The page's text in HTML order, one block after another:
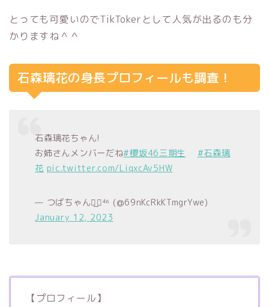
とっても可愛いのでTikTokerとして人気が出るのも分
かりますね＾＾
石森璃花の身長プロフィールも調査！
石森璃花ちゃん!
お姉さんメンバーだね#櫻坂46三期生
#石森璃
花 pic.twitter.com/LiqxcAv5HW
— つばちゃん◢͟￨⁴⁶ (@69nKcRkKTmgrYwe)
January 12, 2023
【プロフィール】